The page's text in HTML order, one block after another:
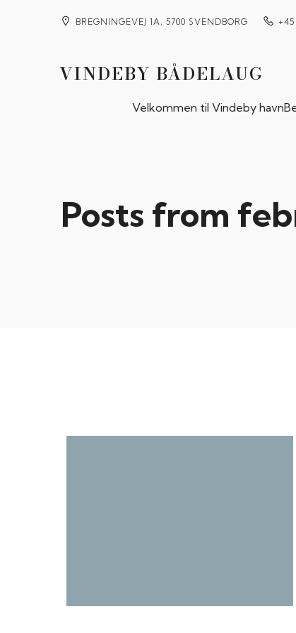
BREGNINGEVEJ 1A, 5700 SVENDBORG
VINDEBY BÅDELAUG
Velkommen til Vindeby havn
Posts from